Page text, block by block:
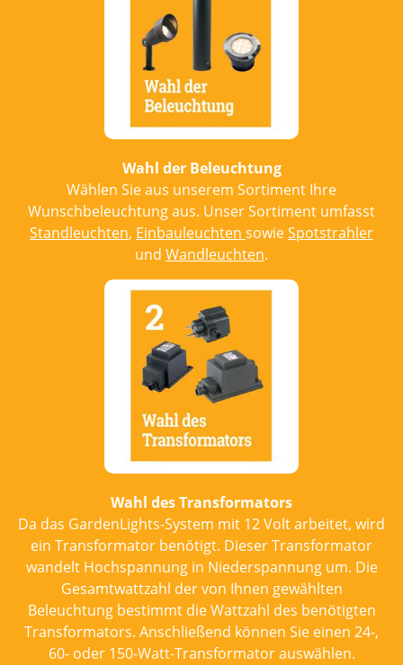
Wahl der Beleuchtung
Wählen Sie aus unserem Sortiment Ihre
Wunschbeleuchtung aus. Unser Sortiment umfasst
Standleuchten, Einbauleuchten sowieSpotstrahler
und Wandleuchten.
Wahl des Transformators
Da das GardenLights-System mit 12 Volt arbeitet, wird
ein Transformator benötigt. Dieser Transformator
wandelt Hochspannung in Niederspannung um. Die
Gesamtwattzahl der von Ihnen gewählten
Beleuchtung bestimmt die Wattzahl des benötigten
Transformators. Anschließend können Sie einen 24-,
60- oder 150-Watt-Transformator auswählen.